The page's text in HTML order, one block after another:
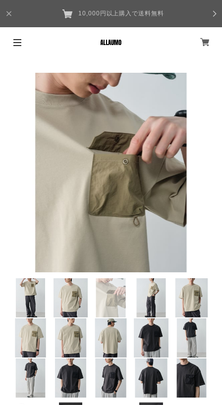
10,000円以上購入で送料無料